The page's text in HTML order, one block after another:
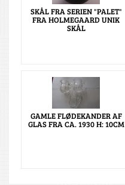
SKÅL FRA SERIEN "PALET"
FRA HOLMEGAARD UNIK
SKÅL
GAMLE FLØDEKANDER AF
GLAS FRA CA. 1930 H: 10CM